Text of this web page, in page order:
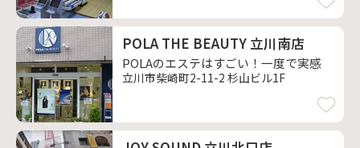
POLA THE BEAUTY 立川南店
POLAのエステはすごい！一度で実感
立川市柴崎町2-11-2 杉山ビル1F